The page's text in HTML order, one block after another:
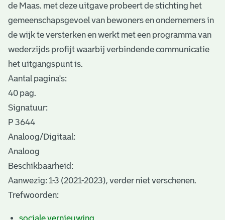
de Maas. met deze uitgave probeert de stichting het
gemeenschapsgevoel van bewoners en ondernemers in
de wijk te versterken en werkt met een programma van
wederzijds profijt waarbij verbindende communicatie
het uitgangspunt is.
Aantal pagina's:
40 pag.
Signatuur:
P 3644
Analoog/Digitaal:
Analoog
Beschikbaarheid:
Aanwezig: 1-3 (2021-2023), verder niet verschenen.
Trefwoorden:
sociale vernieuwing